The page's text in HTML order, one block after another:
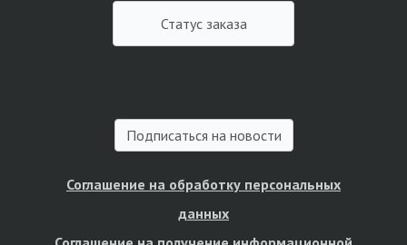
Статус заказа
Подписаться на новости
Соглашение на обработку персональных
данных